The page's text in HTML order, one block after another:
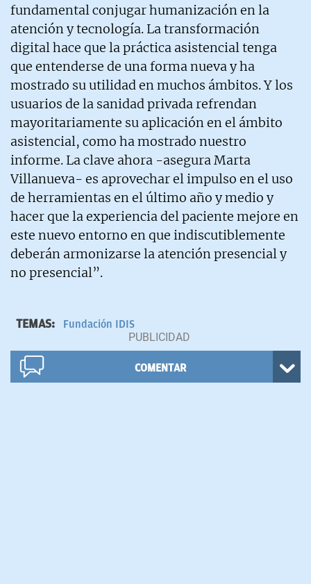
fundamental conjugar humanización en la
atención y tecnología. La transformación
digital hace que la práctica asistencial tenga
que entenderse de una forma nueva y ha
mostrado su utilidad en muchos ámbitos. Y los
usuarios de la sanidad privada refrendan
mayoritariamente su aplicación en el ámbito
asistencial, como ha mostrado nuestro
informe. La clave ahora -asegura Marta
Villanueva- es aprovechar el impulso en el uso
de herramientas en el último año y medio y
hacer que la experiencia del paciente mejore en
este nuevo entorno en que indiscutiblemente
deberán armonizarse la atención presencial y
no presencial”.
TEMAS: Fundación IDIS
COMENTAR